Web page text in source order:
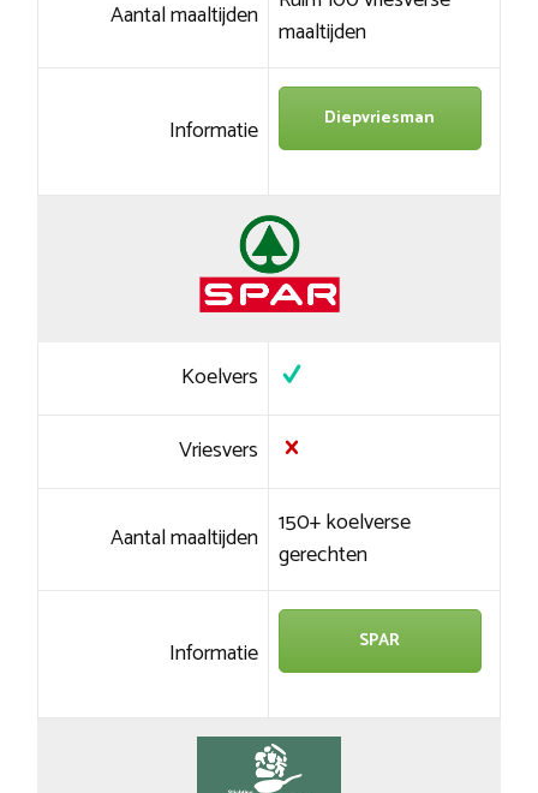
Aantal maaltijden maaltijden
Informatie Diepvriesman
Koelvers
Vriesvers
Aantal maaltijden 150+ koelverse
gerechten
Informatie SPAR